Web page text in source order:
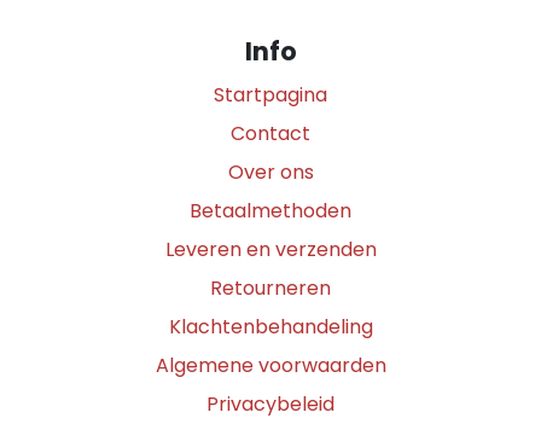
Info
Startpagina
Contact
Over ons
Betaalmethoden
Leveren en verzenden
Retourneren
Klachtenbehandeling
Algemene voorwaarden
Privacybeleid